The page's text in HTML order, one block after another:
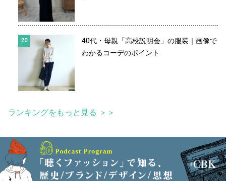
40代・母親「高校説明会」の服装｜画像で
わかるコーデのポイント
ランキングをもっと見る ＞＞